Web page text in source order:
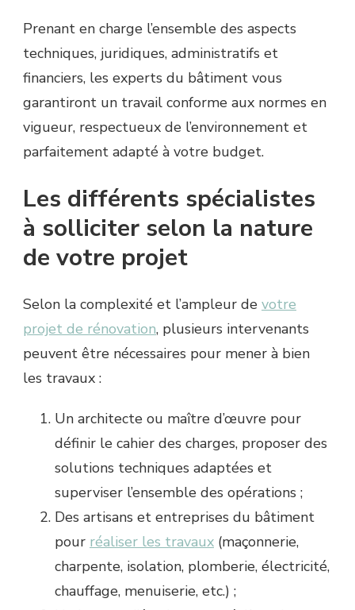
Prenant en charge l’ensemble des aspects
techniques, juridiques, administratifs et
financiers, les experts du bâtiment vous
garantiront un travail conforme aux normes en
vigueur, respectueux de l’environnement et
parfaitement adapté à votre budget.
Les différents spécialistes
à solliciter selon la nature
de votre projet
Selon la complexité et l’ampleur de votre
projet de rénovation, plusieurs intervenants
peuvent être nécessaires pour mener à bien
les travaux :
Un architecte ou maître d’œuvre pour
définir le cahier des charges, proposer des
solutions techniques adaptées et
superviser l’ensemble des opérations ;
Des artisans et entreprises du bâtiment
pour réaliser les travaux (maçonnerie,
charpente, isolation, plomberie, électricité,
chauffage, menuiserie, etc.) ;